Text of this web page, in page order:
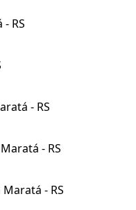
RS
- RS
- RS
- RS